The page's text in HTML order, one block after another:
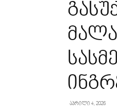
აპრილი 4, 2026